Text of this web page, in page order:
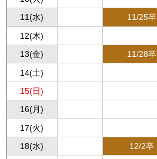
11(水)
11/25卒
12(木)
13(金)
11/28卒
14(土)
15(日)
16(月)
17(火)
18(水)
12/2卒